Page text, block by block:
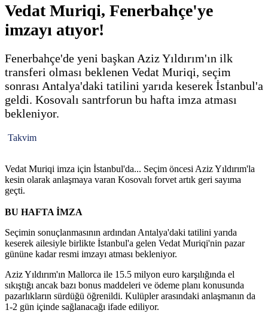
Vedat Muriqi, Fenerbahçe'ye
imzayı atıyor!
Fenerbahçe'de yeni başkan Aziz Yıldırım'ın ilk
transferi olması beklenen Vedat Muriqi, seçim
sonrası Antalya'daki tatilini yarıda keserek İstanbul'a
geldi. Kosovalı santrforun bu hafta imza atması
bekleniyor.
Takvim
Vedat Muriqi imza için İstanbul'da... Seçim öncesi Aziz Yıldırım'la
kesin olarak anlaşmaya varan Kosovalı forvet artık geri sayıma
geçti.
BU HAFTA İMZA
Seçimin sonuçlanmasının ardından Antalya'daki tatilini yarıda
keserek ailesiyle birlikte İstanbul'a gelen Vedat Muriqi'nin pazar
gününe kadar resmi imzayı atması bekleniyor.
Aziz Yıldırım'ın Mallorca ile 15.5 milyon euro karşılığında el
sıkıştığı ancak bazı bonus maddeleri ve ödeme planı konusunda
pazarlıkların sürdüğü öğrenildi. Kulüpler arasındaki anlaşmanın da
1-2 gün içinde sağlanacağı ifade ediliyor.